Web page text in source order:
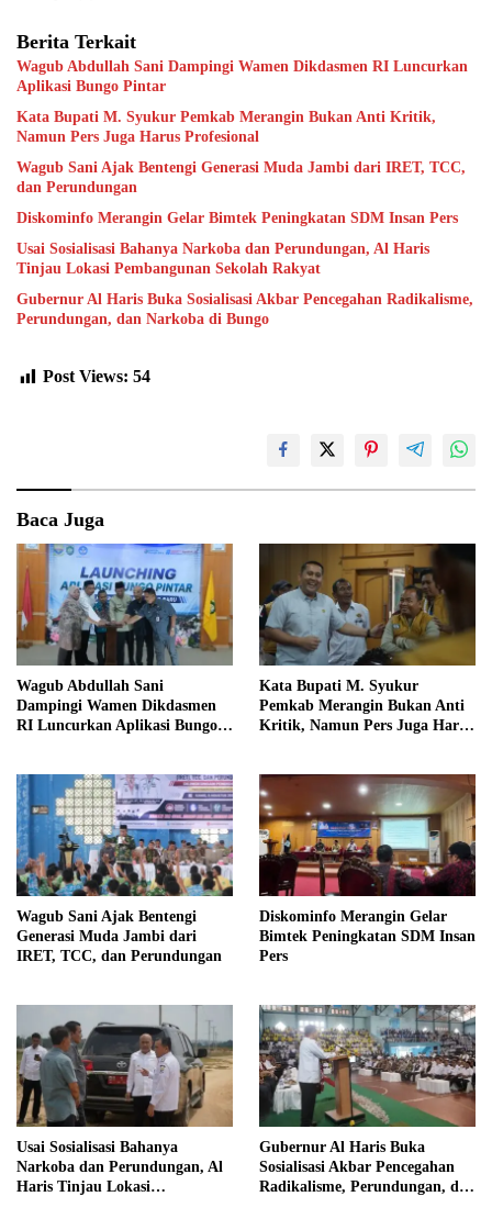
Berita Terkait
Wagub Abdullah Sani Dampingi Wamen Dikdasmen RI Luncurkan
Aplikasi Bungo Pintar
Kata Bupati M. Syukur Pemkab Merangin Bukan Anti Kritik,
Namun Pers Juga Harus Profesional
Wagub Sani Ajak Bentengi Generasi Muda Jambi dari IRET, TCC,
dan Perundungan
Diskominfo Merangin Gelar Bimtek Peningkatan SDM Insan Pers
Usai Sosialisasi Bahanya Narkoba dan Perundungan, Al Haris
Tinjau Lokasi Pembangunan Sekolah Rakyat
Gubernur Al Haris Buka Sosialisasi Akbar Pencegahan Radikalisme,
Perundungan, dan Narkoba di Bungo
Post Views: 54
Baca Juga
Wagub Abdullah Sani
Dampingi Wamen Dikdasmen
RI Luncurkan Aplikasi Bungo
Kata Bupati M. Syukur
Pemkab Merangin Bukan Anti
Kritik, Namun Pers Juga Harus
Wagub Sani Ajak Bentengi
Generasi Muda Jambi dari
IRET, TCC, dan Perundungan
Diskominfo Merangin Gelar
Bimtek Peningkatan SDM Insan
Pers
Usai Sosialisasi Bahanya
Narkoba dan Perundungan, Al
Haris Tinjau Lokasi
Gubernur Al Haris Buka
Sosialisasi Akbar Pencegahan
Radikalisme, Perundungan, dan